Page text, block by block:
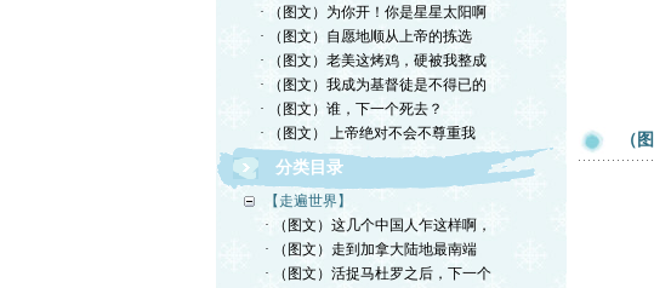
· （图文）为你开！你是星星太阳啊
· （图文）自愿地顺从上帝的拣选
· （图文）老美这烤鸡，硬被我整成
· （图文）我成为基督徒是不得已的
· （图文）谁，下一个死去？
· （图文） 上帝绝对不会不尊重我
分类目录
【走遍世界】
· （图文）这几个中国人乍这样啊，
· （图文）走到加拿大陆地最南端
· （图文）活捉马杜罗之后，下一个
（